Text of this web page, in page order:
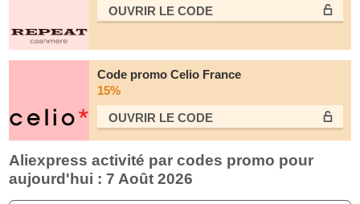
OUVRIR LE СODE
Code promo Celio France
15%
OUVRIR LE СODE
Aliexpress activité par codes promo pour
aujourd'hui : 7 Août 2026